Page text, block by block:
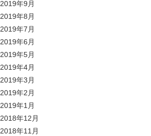
2019年9月
2019年8月
2019年7月
2019年6月
2019年5月
2019年4月
2019年3月
2019年2月
2019年1月
2018年12月
2018年11月